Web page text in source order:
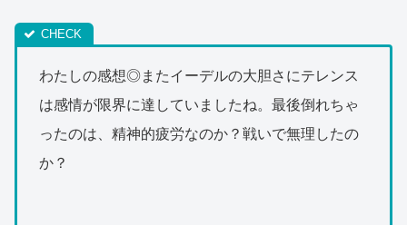
わたしの感想◎またイーデルの大胆さにテレンス
は感情が限界に達していましたね。最後倒れちゃ
ったのは、精神的疲労なのか？戦いで無理したの
か？